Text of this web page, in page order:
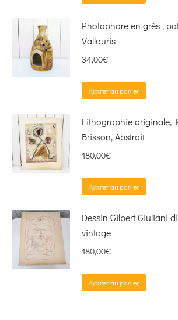
Photophore en grès ,
Vallauris
34,00€
Ajouter au panier
Lithographie originale,
Brisson, Abstrait
180,00€
Ajouter au panier
Dessin Gilbert Giuliani
vintage
180,00€
Ajouter au panier